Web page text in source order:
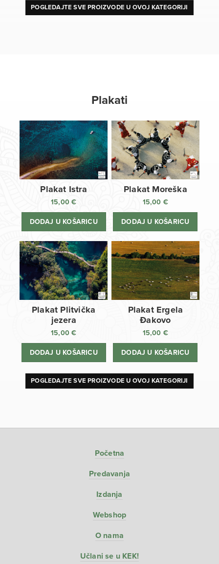
POGLEDAJTE SVE PROIZVODE U OVOJ KATEGORIJI
Plakati
Plakat Istra
15,00€
DODAJ U KOŠARICU
Plakat Moreška
15,00 €
DODAJ U KOŠARICU
Plakat Plitvička
jezera
15,00€
DODAJ U KOŠARICU
Plakat Ergela
Đakovo
15,00 €
DODAJ U KOŠARICU
POGLEDAJTE SVE PROIZVODE U OVOJ KATEGORIJI
Početna
Predavanja
Izdanja
Webshop
O nama
Učlani se u KEK!